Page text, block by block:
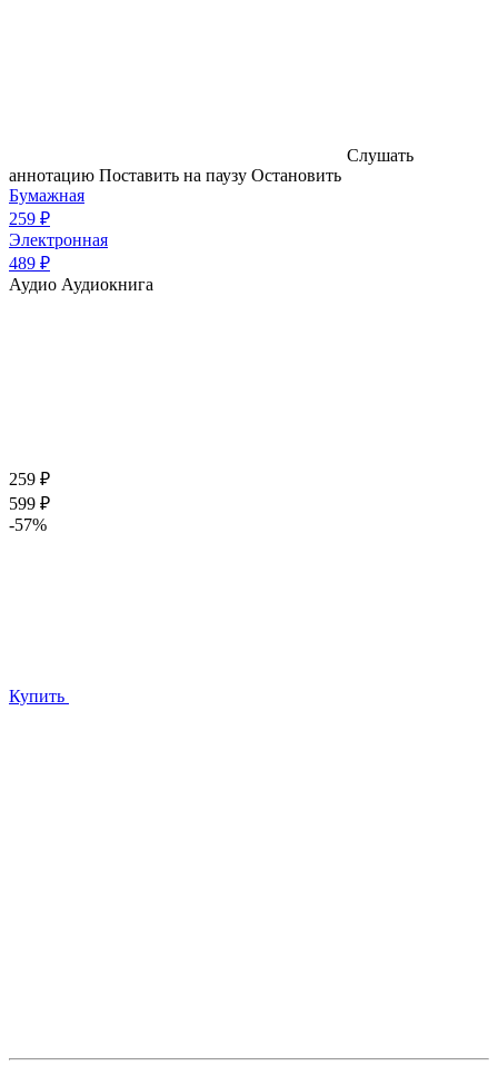
Слушать
аннотацию Поставить на паузу Остановить
Бумажная
259 ₽
Электронная
489 ₽
Аудио Аудиокнига
259 ₽
599 ₽
-57%
Купить